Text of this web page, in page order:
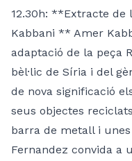
12.30h: **Extracte de
Kabbani ** Amer
adaptació de la peça
bèl·lic de Síria i del
de nova significació
seus objectes
barra de metall i
Fernandez convida a